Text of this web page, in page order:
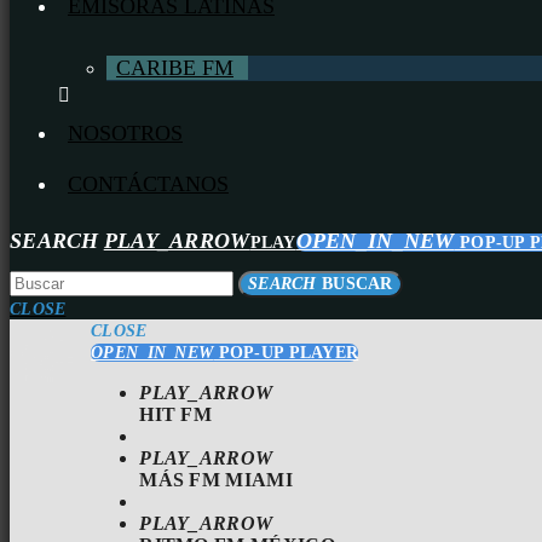
EMISORAS LATINAS
CARIBE FM
NOSOTROS
CONTÁCTANOS
SEARCH PLAY_ARROWPLAYOPEN_IN_NEW POP-UP
SEARCH BUSCAR
CLOSE
CLOSE
OPEN_IN_NEWPOP-UP PLAYER
PLAY_ARROW
HIT FM
PLAY_ARROW
MÁS FM MIAMI
PLAY_ARROW